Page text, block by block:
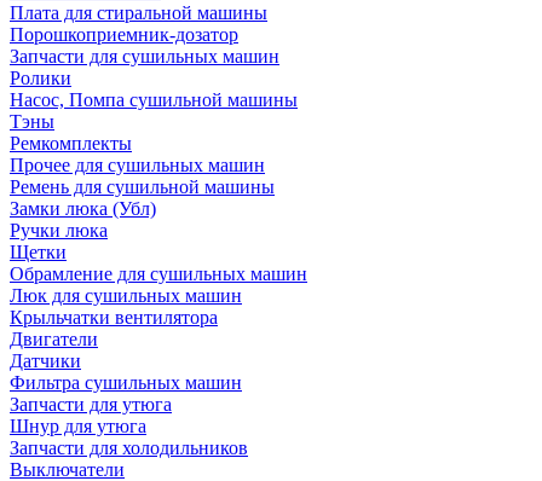
Плата для стиральной машины
Порошкоприемник-дозатор
Запчасти для сушильных машин
Ролики
Насос, Помпа сушильной машины
Тэны
Ремкомплекты
Прочее для сушильных машин
Ремень для сушильной машины
Замки люка (Убл)
Ручки люка
Щетки
Обрамление для сушильных машин
Люк для сушильных машин
Крыльчатки вентилятора
Двигатели
Датчики
Фильтра сушильных машин
Запчасти для утюга
Шнур для утюга
Запчасти для холодильников
Выключатели